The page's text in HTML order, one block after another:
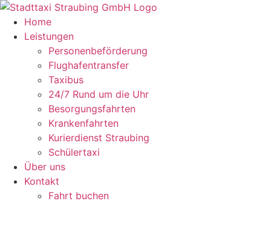
Zum
Inhalt
springen
Home
Leistungen
Personenbeförderung
Flughafentransfer
Taxibus
24/7 Rund um die Uhr
Besorgungsfahrten
Krankenfahrten
Kurierdienst Straubing
Schülertaxi
Über uns
Kontakt
Fahrt buchen